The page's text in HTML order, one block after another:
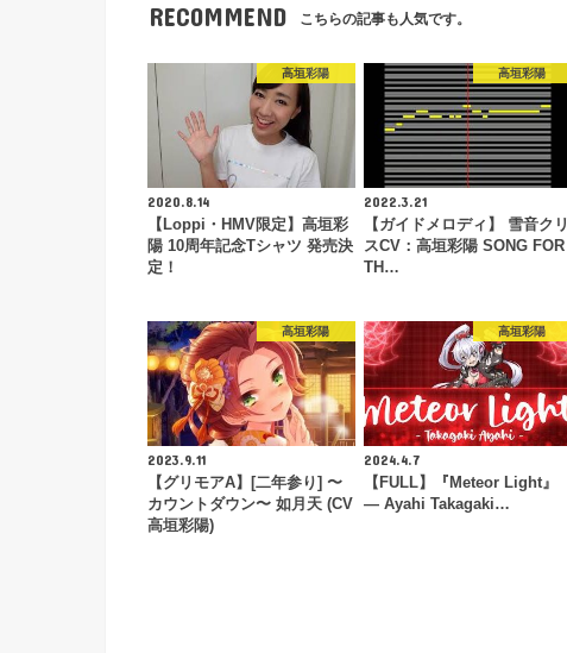
RECOMMEND こちらの記事も人気です。
高垣彩陽
2020.8.14
【Loppi・HMV限定】高垣彩
陽 10周年記念Tシャツ 発売決
定！
高垣彩陽
2022.3.21
【ガイドメロディ】 雪音クリ
スCV：高垣彩陽 SONG FOR
TH…
高垣彩陽
2023.9.11
【グリモアA】[二年参り] 〜
カウントダウン〜 如月天 (CV
高垣彩陽)
高垣彩陽
2024.4.7
【FULL】『Meteor Light』
— Ayahi Takagaki…